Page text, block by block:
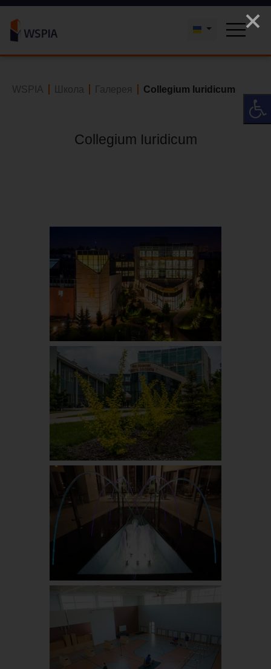
WSPIA Школа Галерея Collegium Iuridicum
Collegium Iuridicum